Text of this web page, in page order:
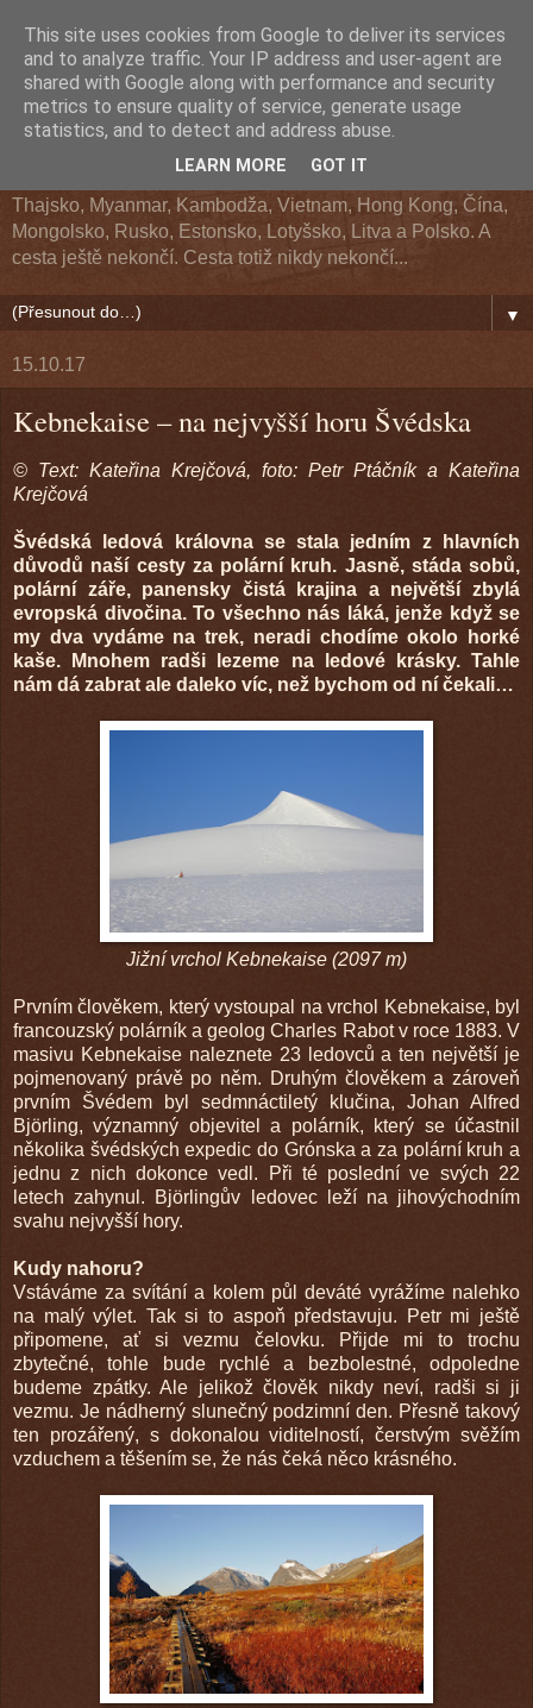
Z cesty kolem světa
Cestopis z cesty kolem světa. Navštívené země: Argentina,
Thajsko, Myanmar, Kambodža, Vietnam, Hong Kong, Čína,
Mongolsko, Rusko, Estonsko, Lotyšsko, Litva a Polsko. A
cesta ještě nekončí. Cesta totiž nikdy nekončí...
▼
15.10.17
Kebnekaise – na nejvyšší horu Švédska
© Text: Kateřina Krejčová, foto: Petr Ptáčník a Kateřina
Krejčová
Švédská ledová královna se stala jedním z hlavních
důvodů naší cesty za polární kruh. Jasně, stáda sobů,
polární záře, panensky čistá krajina a největší zbylá
evropská divočina. To všechno nás láká, jenže když se
my dva vydáme na trek, neradi chodíme okolo horké
kaše. Mnohem radši lezeme na ledové krásky. Tahle
nám dá zabrat ale daleko víc, než bychom od ní čekali…
Jižní vrchol Kebnekaise (2097 m)
Prvním člověkem, který vystoupal na vrchol Kebnekaise, byl
francouzský polárník a geolog Charles Rabot v roce 1883. V
masivu Kebnekaise naleznete 23 ledovců a ten největší je
pojmenovaný právě po něm. Druhým člověkem a zároveň
prvním Švédem byl sedmnáctiletý klučina, Johan Alfred
Björling, významný objevitel a polárník, který se účastnil
několika švédských expedic do Grónska a za polární kruh a
jednu z nich dokonce vedl. Při té poslední ve svých 22
letech zahynul. Björlingův ledovec leží na jihovýchodním
svahu nejvyšší hory.
Kudy nahoru?
Vstáváme za svítání a kolem půl deváté vyrážíme nalehko
na malý výlet. Tak si to aspoň představuju. Petr mi ještě
připomene, ať si vezmu čelovku. Přijde mi to trochu
zbytečné, tohle bude rychlé a bezbolestné, odpoledne
budeme zpátky. Ale jelikož člověk nikdy neví, radši si ji
vezmu. Je nádherný slunečný podzimní den. Přesně takový
ten prozářený, s dokonalou viditelností, čerstvým svěžím
vzduchem a těšením se, že nás čeká něco krásného.
This site uses cookies from Google to deliver its services
and to analyze traffic. Your IP address and user-agent are
shared with Google along with performance and security
metrics to ensure quality of service, generate usage
statistics, and to detect and address abuse.
LEARN MORE GOT IT